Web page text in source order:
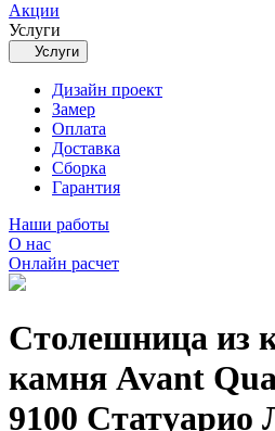
Акции
Услуги
Услуги
Дизайн проект
Замер
Оплата
Доставка
Сборка
Гарантия
Наши работы
О нас
Онлайн расчет
Столешница из
камня Avant
9100 Статуарио